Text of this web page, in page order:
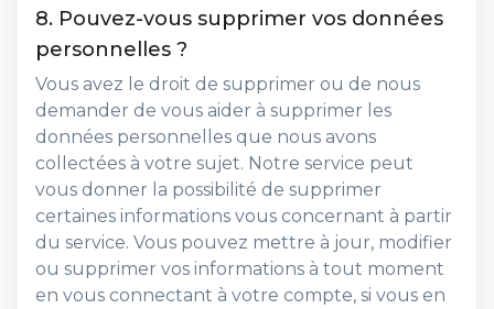
8. Pouvez-vous supprimer vos données
personnelles ?
Vous avez le droit de supprimer ou de nous
demander de vous aider à supprimer les
données personnelles que nous avons
collectées à votre sujet. Notre service peut
vous donner la possibilité de supprimer
certaines informations vous concernant à partir
du service. Vous pouvez mettre à jour, modifier
ou supprimer vos informations à tout moment
en vous connectant à votre compte, si vous en